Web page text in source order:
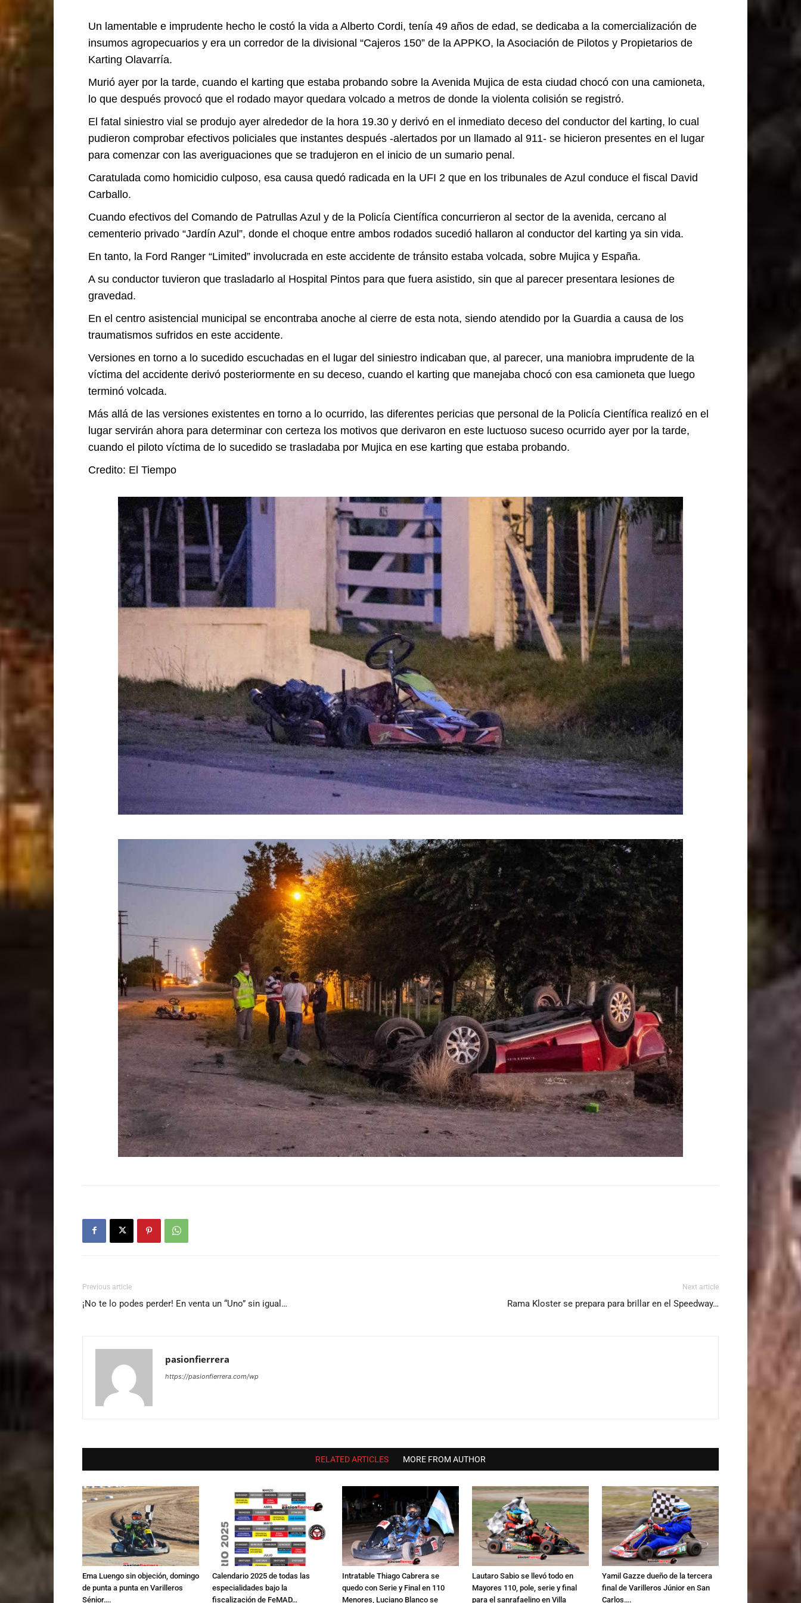
Un lamentable e imprudente hecho le costó la vida a Alberto Cordi, tenía 49 años de edad, se dedicaba a la comercialización de
insumos agropecuarios y era un corredor de la divisional “Cajeros 150” de la APPKO, la Asociación de Pilotos y Propietarios de
Karting Olavarría.
Murió ayer por la tarde, cuando el karting que estaba probando sobre la Avenida Mujica de esta ciudad chocó con una camioneta,
lo que después provocó que el rodado mayor quedara volcado a metros de donde la violenta colisión se registró.
El fatal siniestro vial se produjo ayer alrededor de la hora 19.30 y derivó en el inmediato deceso del conductor del karting, lo cual
pudieron comprobar efectivos policiales que instantes después -alertados por un llamado al 911- se hicieron presentes en el lugar
para comenzar con las averiguaciones que se tradujeron en el inicio de un sumario penal.
Caratulada como homicidio culposo, esa causa quedó radicada en la UFI 2 que en los tribunales de Azul conduce el fiscal David
Carballo.
Cuando efectivos del Comando de Patrullas Azul y de la Policía Científica concurrieron al sector de la avenida, cercano al
cementerio privado “Jardín Azul”, donde el choque entre ambos rodados sucedió hallaron al conductor del karting ya sin vida.
En tanto, la Ford Ranger “Limited” involucrada en este accidente de tránsito estaba volcada, sobre Mujica y España.
A su conductor tuvieron que trasladarlo al Hospital Pintos para que fuera asistido, sin que al parecer presentara lesiones de
gravedad.
En el centro asistencial municipal se encontraba anoche al cierre de esta nota, siendo atendido por la Guardia a causa de los
traumatismos sufridos en este accidente.
Versiones en torno a lo sucedido escuchadas en el lugar del siniestro indicaban que, al parecer, una maniobra imprudente de la
víctima del accidente derivó posteriormente en su deceso, cuando el karting que manejaba chocó con esa camioneta que luego
terminó volcada.
Más allá de las versiones existentes en torno a lo ocurrido, las diferentes pericias que personal de la Policía Científica realizó en el
lugar servirán ahora para determinar con certeza los motivos que derivaron en este luctuoso suceso ocurrido ayer por la tarde,
cuando el piloto víctima de lo sucedido se trasladaba por Mujica en ese karting que estaba probando.
Credito: El Tiempo
Previous article
¡No te lo podes perder! En venta un “Uno” sin igual…
Next article
Rama Kloster se prepara para brillar en el Speedway…
pasionfierrera
https://pasionfierrera.com/wp
RELATED ARTICLES MORE FROM AUTHOR
Ema Luengo sin objeción, domingo
de punta a punta en Varilleros
Sénior….
Calendario 2025 de todas las
especialidades bajo la
fiscalización de FeMAD…
Intratable Thiago Cabrera se
quedo con Serie y Final en 110
Menores, Luciano Blanco se
Lautaro Sabio se llevó todo en
Mayores 110, pole, serie y final
para el sanrafaelino en Villa
Yamil Gazze dueño de la tercera
final de Varilleros Júnior en San
Carlos….